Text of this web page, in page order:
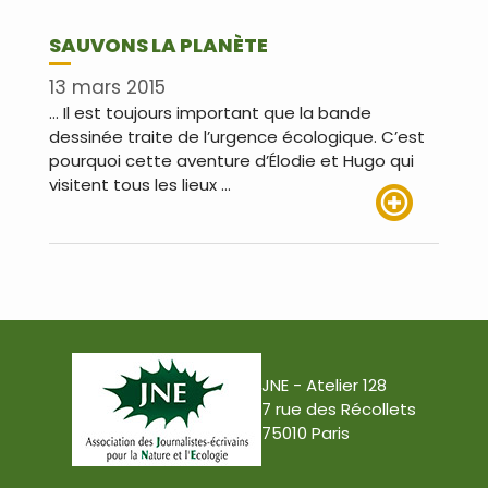
SAUVONS LA PLANÈTE
13 mars 2015
… Il est toujours important que la bande
dessinée traite de l’urgence écologique. C’est
pourquoi cette aventure d’Élodie et Hugo qui
visitent tous les lieux …
JNE - Atelier 128
7 rue des Récollets
75010 Paris